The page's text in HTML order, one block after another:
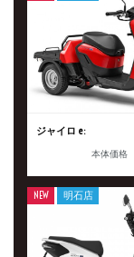
ジャイロ e:
本体価格
NEW 明石店